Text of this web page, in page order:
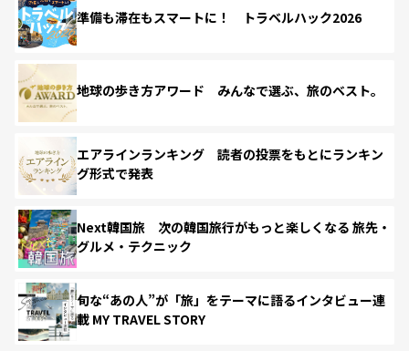
準備も滞在もスマートに！ トラベルハック2026
地球の歩き方アワード みんなで選ぶ、旅のベスト。
エアラインランキング 読者の投票をもとにランキン
グ形式で発表
Next韓国旅 次の韓国旅行がもっと楽しくなる 旅先・
グルメ・テクニック
旬な“あの人”が「旅」をテーマに語るインタビュー連
載 MY TRAVEL STORY